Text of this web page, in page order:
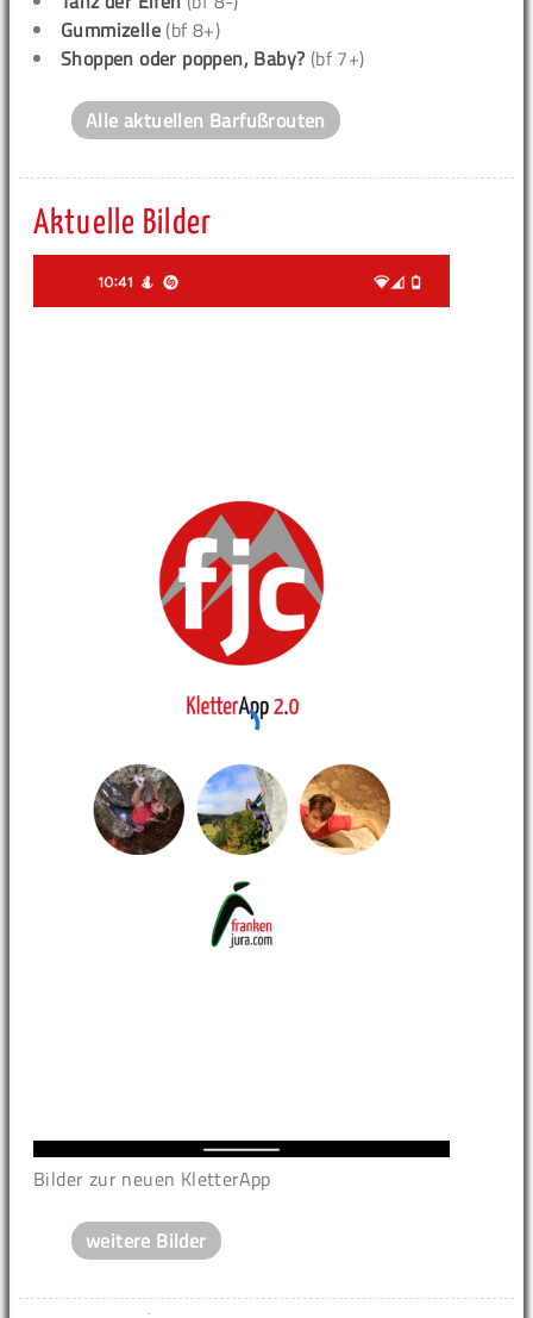
Gummizelle (bf 8+)
Shoppen oder poppen, Baby? (bf 7+)
Alle aktuellen Barfußrouten
Aktuelle Bilder
Bilder zur neuen KletterApp
weitere Bilder